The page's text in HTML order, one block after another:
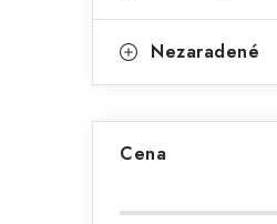
Nezaradené
Cena